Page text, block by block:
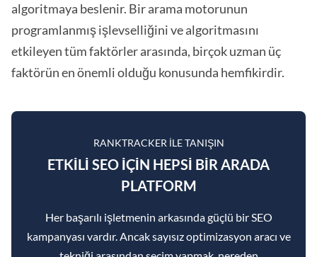
algoritmaya beslenir. Bir arama motorunun
programlanmış işlevselliğini ve algoritmasını
etkileyen tüm faktörler arasında, birçok uzman üç
faktörün en önemli olduğu konusunda hemfikirdir.
RANKTRACKER ILE TANIŞIN
ETKILI SEO IÇIN HEPSI BIR ARADA
PLATFORM
Her başarılı işletmenin arkasında güçlü bir SEO
kampanyası vardır. Ancak sayısız optimizasyon aracı ve